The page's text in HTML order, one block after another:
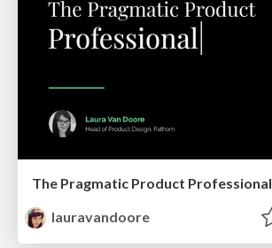
The Pragmatic Product Professional
lauravandoore